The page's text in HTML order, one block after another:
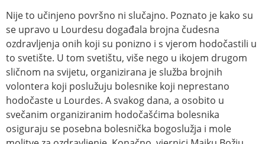
Nije to učinjeno površno ni slučajno. Poznato je kako su
se upravo u Lourdesu događala brojna čudesna
ozdravljenja onih koji su ponizno i s vjerom hodočastili u
to svetište. U tom svetištu, više nego u ikojem drugom
sličnom na svijetu, organizirana je služba brojnih
volontera koji poslužuju bolesnike koji neprestano
hodočaste u Lourdes. A svakog dana, a osobito u
svečanim organiziranim hodočašćima bolesnika
osiguraju se posebna bolesnička bogoslužja i mole